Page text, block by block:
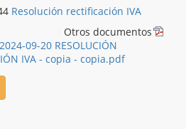
Resolución rectificación IVA
Otros documentos
09-20 RESOLUCIÓN
IVA - copia - copia.pdf